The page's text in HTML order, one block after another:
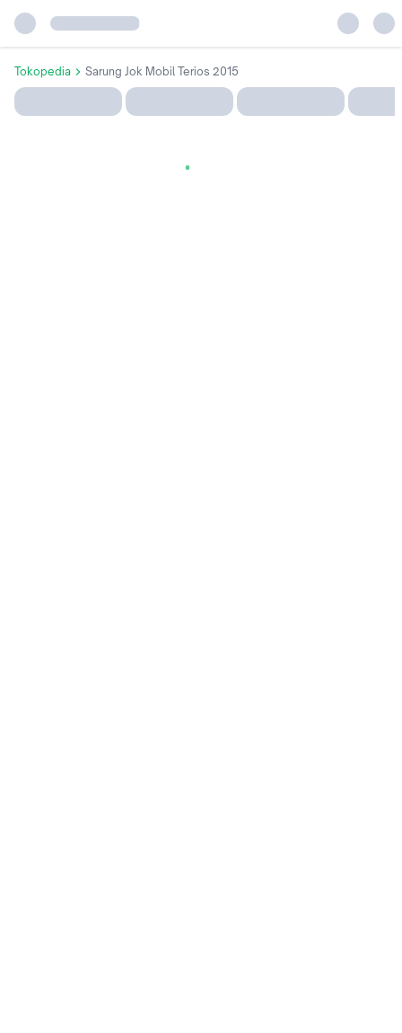
Tokopedia Sarung Jok Mobil Terios 2015